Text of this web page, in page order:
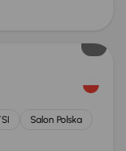
Salon Polska